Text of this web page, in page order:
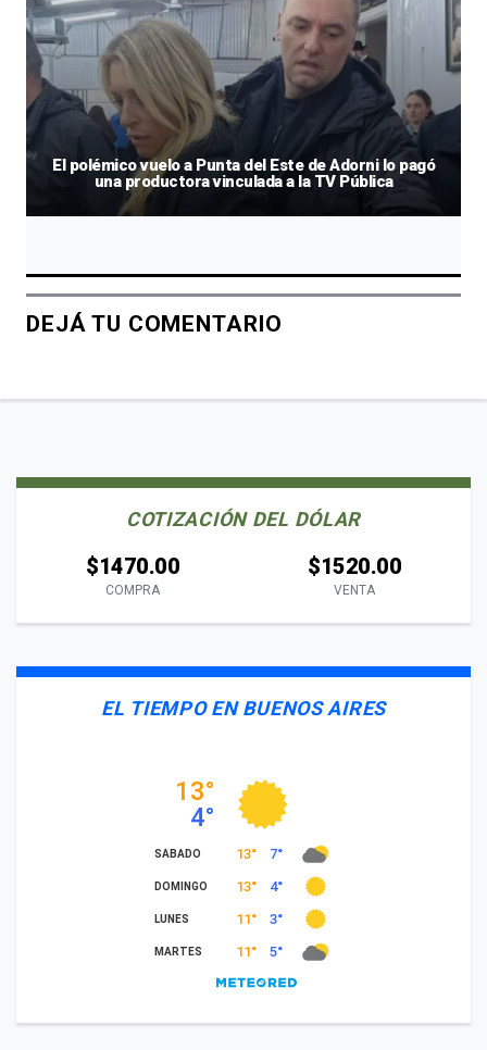
El polémico vuelo a Punta del Este de Adorni lo pagó
una productora vinculada a la TV Pública
DEJÁ TU COMENTARIO
COTIZACIÓN DEL DÓLAR
$1470.00
COMPRA
$1520.00
VENTA
EL TIEMPO EN BUENOS AIRES